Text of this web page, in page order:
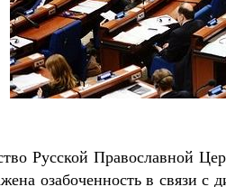
Русской Православной
озабоченность в связи